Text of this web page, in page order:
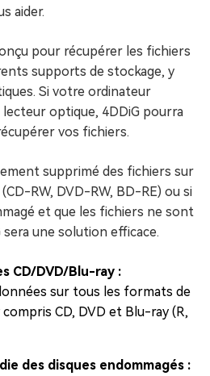
aider.
pour récupérer les fichiers
supports de stockage, y
Si votre ordinateur
optique, 4DDiG pourra
vos fichiers.
supprimé des fichiers sur
RW, DVD-RW, BD-RE) ou si
et que les fichiers ne sont
sera une solution efficace.
CD/DVD/Blu-ray :
sur tous les formats de
CD, DVD et Blu-ray (R,
des disques endommagés :